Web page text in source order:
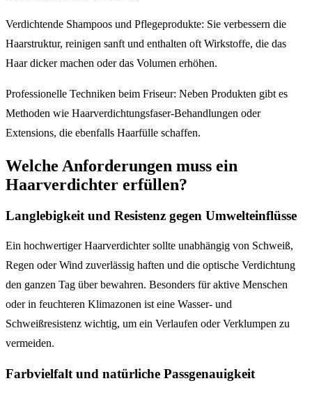
Verdichtende Shampoos und Pflegeprodukte: Sie verbessern die
Haarstruktur, reinigen sanft und enthalten oft Wirkstoffe, die das
Haar dicker machen oder das Volumen erhöhen.
Professionelle Techniken beim Friseur: Neben Produkten gibt es
Methoden wie Haarverdichtungsfaser-Behandlungen oder
Extensions, die ebenfalls Haarfülle schaffen.
Welche Anforderungen muss ein
Haarverdichter erfüllen?
Langlebigkeit und Resistenz gegen Umwelteinflüsse
Ein hochwertiger Haarverdichter sollte unabhängig von Schweiß,
Regen oder Wind zuverlässig haften und die optische Verdichtung
den ganzen Tag über bewahren. Besonders für aktive Menschen
oder in feuchteren Klimazonen ist eine Wasser- und
Schweißresistenz wichtig, um ein Verlaufen oder Verklumpen zu
vermeiden.
Farbvielfalt und natürliche Passgenauigkeit